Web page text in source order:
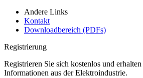
Andere Links
Kontakt
Downloadbereich (PDFs)
Registrierung
Registrieren Sie sich kostenlos und
Informationen aus der Elektroindustrie.